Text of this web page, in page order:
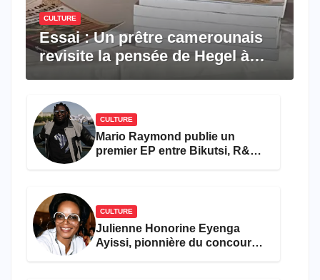
CULTURE
Essai : Un prêtre camerounais
revisite la pensée de Hegel à
CULTURE
Mario Raymond publie un
premier EP entre Bikutsi, R&B
CULTURE
Julienne Honorine Eyenga
Ayissi, pionnière du concours